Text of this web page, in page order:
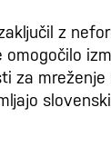
z
omogočilo
za mreženje